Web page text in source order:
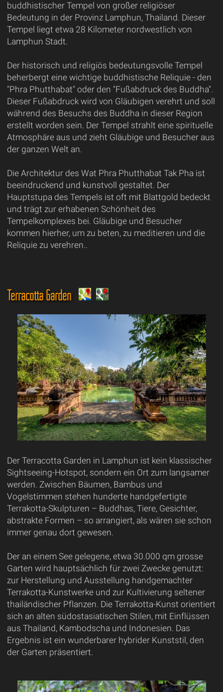
buddhistischer Tempel von großer religiöser
Bedeutung in der Provinz Lamphun, Thailand. Dieser
Tempel liegt etwa 28 Kilometer nordwestlich von
Lamphun Stadt.
Der historisch und religiös bedeutungsvolle Tempel
beherbergt eine wichtige buddhistische Reliquie - den
"Phra Phutthabat" oder den "Fußabdruck des Buddha".
Dieser Fußabdruck wird von Gläubigen verehrt und soll
während des Besuchs des Buddha in dieser Region
erstellt worden sein. Der Tempel strahlt eine spirituelle
Atmosphäre aus und zieht Gläubige und Besucher aus
der ganzen Welt an.
Die Architektur des Wat Phra Phutthabat Tak Pha ist
beeindruckend und kunstvoll gestaltet. Der
Hauptstupa des Tempels ist oft mit Blattgold bedeckt
und trägt zur erhabenen Schönheit des
Tempelkomplexes bei. Gläubige und Besucher
kommen hierher, um zu beten, zu meditieren und die
Reliquie zu verehren..
Terracotta Garden
Der Terracotta Garden in Lamphun ist kein klassischer
Sightseeing-Hotspot, sondern ein Ort zum langsamer
werden. Zwischen Bäumen, Bambus und
Vogelstimmen stehen hunderte handgefertigte
Terrakotta-Skulpturen – Buddhas, Tiere, Gesichter,
abstrakte Formen – so arrangiert, als wären sie schon
immer genau dort gewesen.
Der an einem See gelegene, etwa 30.000 qm grosse
Garten wird hauptsächlich für zwei Zwecke genutzt:
zur Herstellung und Ausstellung handgemachter
Terrakotta-Kunstwerke und zur Kultivierung seltener
thailändischer Pflanzen. Die Terrakotta-Kunst orientiert
sich an alten südostasiatischen Stilen, mit Einflüssen
aus Thailand, Kambodscha und Indonesien. Das
Ergebnis ist ein wunderbarer hybrider Kunststil, den
der Garten präsentiert.